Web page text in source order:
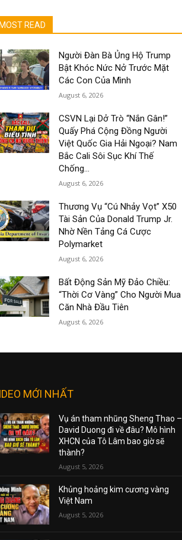
MOST READ
Người Đàn Bà Ủng Hộ Trump
Bật Khóc Nức Nở Trước Mặt
Các Con Của Mình
August 6, 2026
CSVN Lại Dở Trò “Nắn Gân!”
Quấy Phá Cộng Đồng Người
Việt Quốc Gia Hải Ngoại? Nam
Bắc Cali Sôi Sục Khí Thế
Chống...
August 6, 2026
Thương Vụ “Cú Nhảy Vọt” X50
Tài Sản Của Donald Trump Jr.
Nhờ Nền Tảng Cá Cược
Polymarket
August 6, 2026
Bất Động Sản Mỹ Đảo Chiều:
“Thời Cơ Vàng” Cho Người Mua
Căn Nhà Đầu Tiên
August 6, 2026
MỚI NHẤT
Vụ án tham nhũng Sheng Thao –
David Duong đi về đâu? Mô hình
XHCN của Tô Lâm bao giờ sẽ
thành?
August 5, 2026
Khủng hoảng kim cương vàng
Việt Nam
August 5, 2026